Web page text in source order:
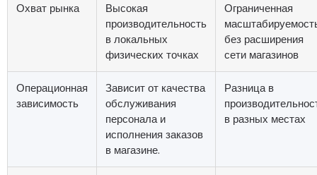
Охват рынка
Высокая
производительность
в локальных
физических точках
Ограниченная
без расширения
сети магазинов
Операционная
зависимость
Зависит от качества
обслуживания
персонала и
исполнения заказов
в магазине.
Разница в
в разных местах